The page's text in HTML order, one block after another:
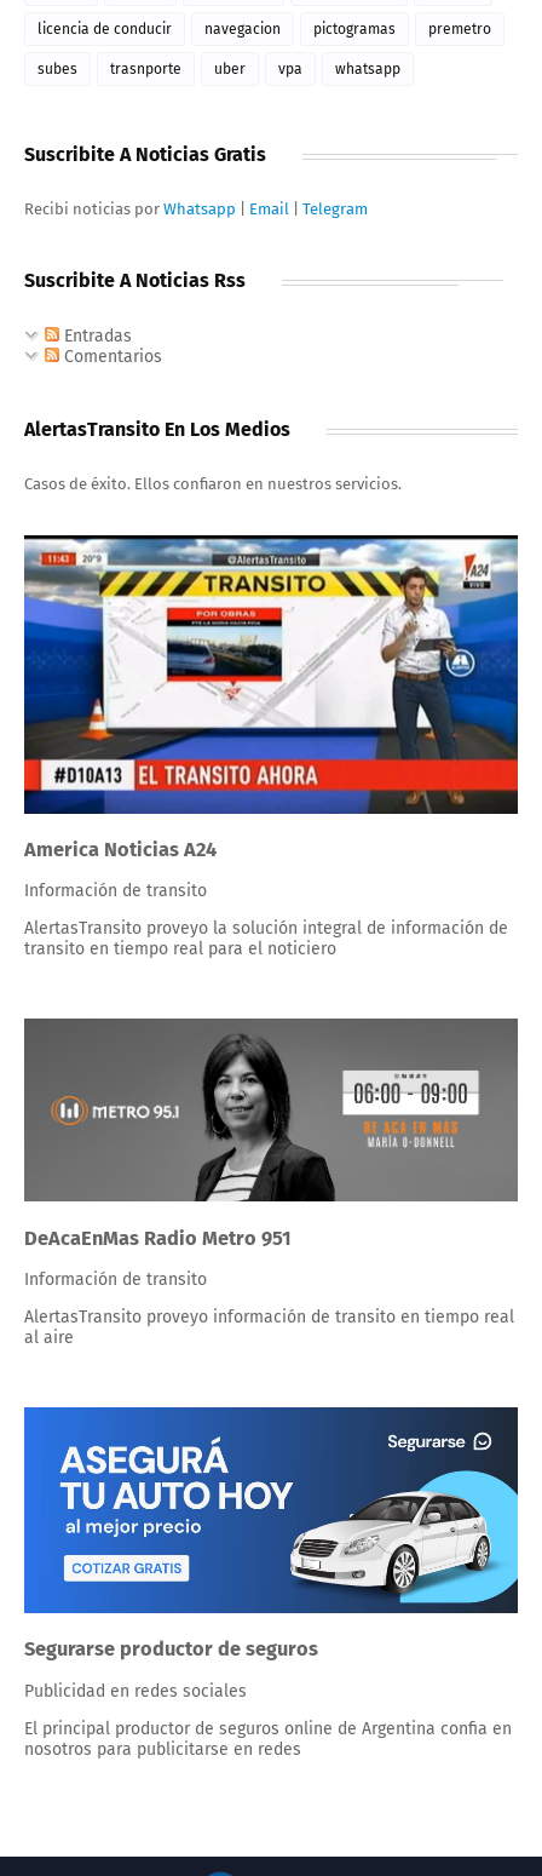
licencia de conducir navegacion pictogramas premetro
subes trasnporte uber vpa whatsapp
Suscribite A Noticias Gratis
Recibi noticias por Whatsapp Email Telegram
Suscribite A Noticias Rss
Entradas
Comentarios
AlertasTransito En Los Medios
Casos de éxito. Ellos confiaron en nuestros servicios.
America Noticias A24
Información de transito
AlertasTransito proveyo la solución integral de información de
transito en tiempo real para el noticiero
DeAcaEnMas Radio Metro 951
Información de transito
AlertasTransito proveyo información de transito en tiempo real
al aire
Segurarse productor de seguros
Publicidad en redes sociales
El principal productor de seguros online de Argentina confia en
nosotros para publicitarse en redes